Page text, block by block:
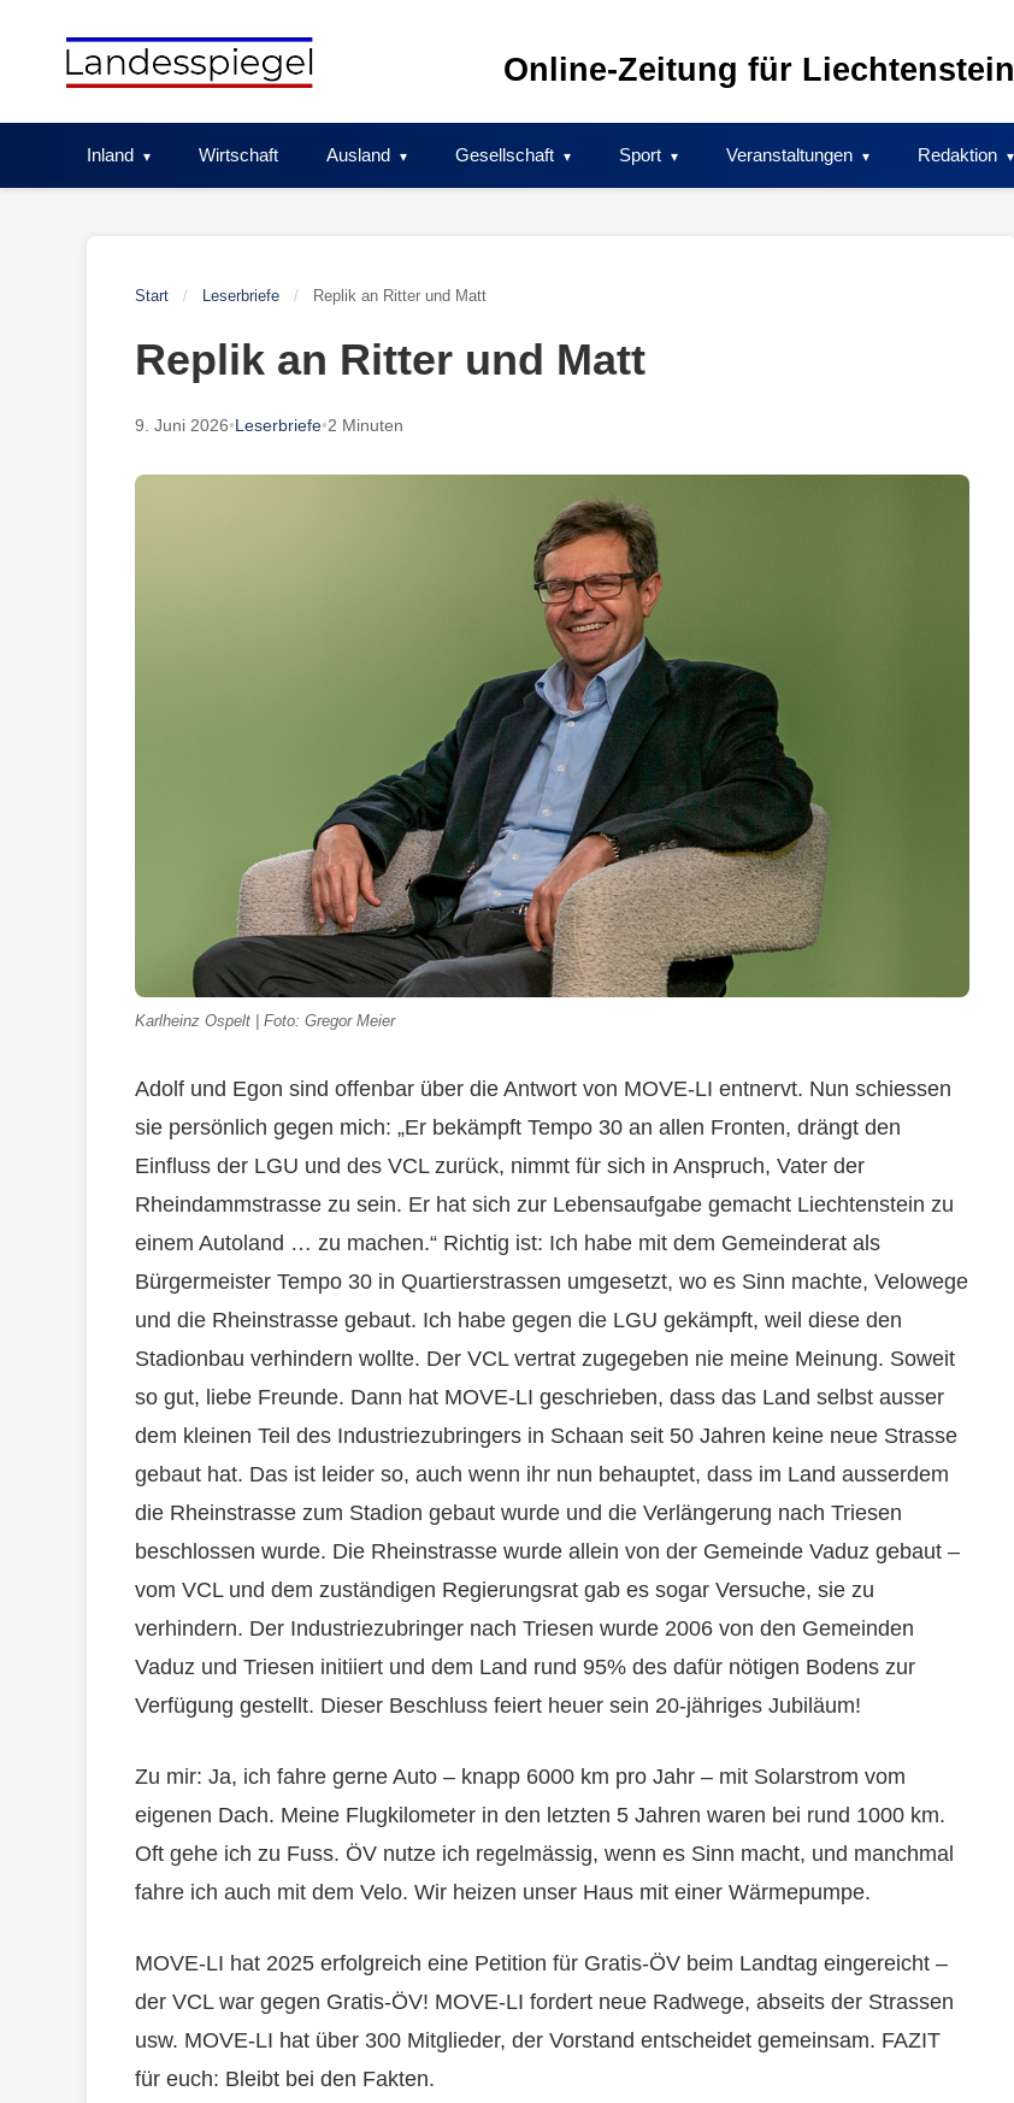
Online-Zeitung für Liechtenstein
Inland Wirtschaft Ausland Gesellschaft Sport Veranstaltungen Redaktion
Start / Leserbriefe / Replik an Ritter und Matt
Replik an Ritter und Matt
9. Juni 2026•Leserbriefe•2 Minuten
Karlheinz Ospelt | Foto: Gregor Meier
Adolf und Egon sind offenbar über die Antwort von MOVE-LI entnervt. Nun schiessen
sie persönlich gegen mich: „Er bekämpft Tempo 30 an allen Fronten, drängt den
Einfluss der LGU und des VCL zurück, nimmt für sich in Anspruch, Vater der
Rheindammstrasse zu sein. Er hat sich zur Lebensaufgabe gemacht Liechtenstein zu
einem Autoland … zu machen.“ Richtig ist: Ich habe mit dem Gemeinderat als
Bürgermeister Tempo 30 in Quartierstrassen umgesetzt, wo es Sinn machte, Velowege
und die Rheinstrasse gebaut. Ich habe gegen die LGU gekämpft, weil diese den
Stadionbau verhindern wollte. Der VCL vertrat zugegeben nie meine Meinung. Soweit
so gut, liebe Freunde. Dann hat MOVE-LI geschrieben, dass das Land selbst ausser
dem kleinen Teil des Industriezubringers in Schaan seit 50 Jahren keine neue Strasse
gebaut hat. Das ist leider so, auch wenn ihr nun behauptet, dass im Land ausserdem
die Rheinstrasse zum Stadion gebaut wurde und die Verlängerung nach Triesen
beschlossen wurde. Die Rheinstrasse wurde allein von der Gemeinde Vaduz gebaut –
vom VCL und dem zuständigen Regierungsrat gab es sogar Versuche, sie zu
verhindern. Der Industriezubringer nach Triesen wurde 2006 von den Gemeinden
Vaduz und Triesen initiiert und dem Land rund 95% des dafür nötigen Bodens zur
Verfügung gestellt. Dieser Beschluss feiert heuer sein 20-jähriges Jubiläum!
Zu mir: Ja, ich fahre gerne Auto – knapp 6000 km pro Jahr – mit Solarstrom vom
eigenen Dach. Meine Flugkilometer in den letzten 5 Jahren waren bei rund 1000 km.
Oft gehe ich zu Fuss. ÖV nutze ich regelmässig, wenn es Sinn macht, und manchmal
fahre ich auch mit dem Velo. Wir heizen unser Haus mit einer Wärmepumpe.
MOVE-LI hat 2025 erfolgreich eine Petition für Gratis-ÖV beim Landtag eingereicht –
der VCL war gegen Gratis-ÖV! MOVE-LI fordert neue Radwege, abseits der Strassen
usw. MOVE-LI hat über 300 Mitglieder, der Vorstand entscheidet gemeinsam. FAZIT
für euch: Bleibt bei den Fakten.